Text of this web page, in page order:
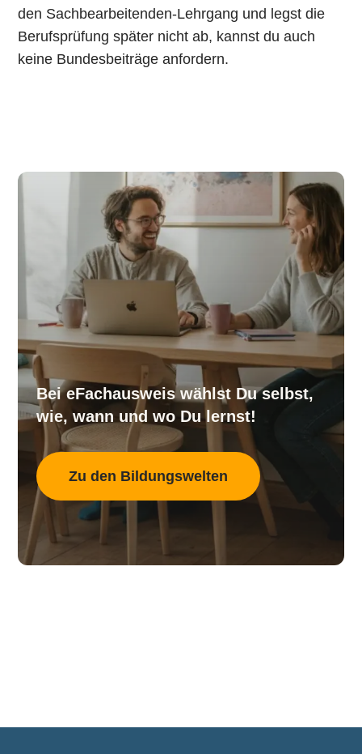
den Sachbearbeitenden-Lehrgang und legst die
Berufsprüfung später nicht ab, kannst du auch
keine Bundesbeiträge anfordern.
Bei eFachausweis wählst Du selbst,
wie, wann und wo Du lernst!
Zu den Bildungswelten